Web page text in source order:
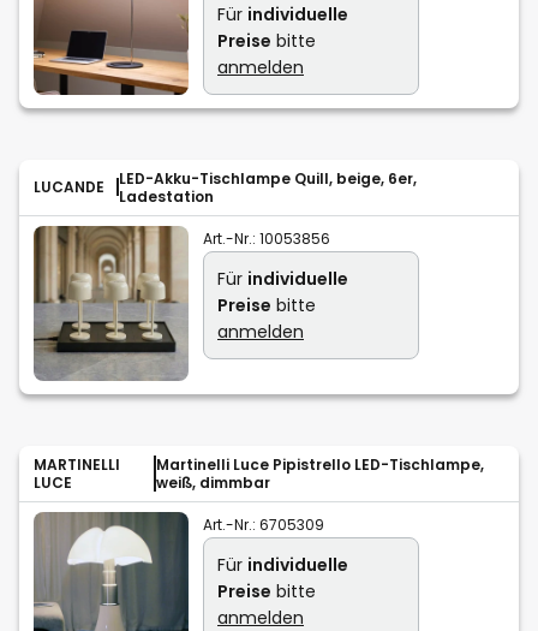
Für individuelle
Preise bitte
anmelden
LUCANDE
LED-Akku-Tischlampe Quill, beige, 6er,
Ladestation
Art.-Nr.: 10053856
Für individuelle
Preise bitte
anmelden
MARTINELLI
LUCE
Martinelli Luce Pipistrello LED-Tischlampe,
weiß, dimmbar
Art.-Nr.: 6705309
Für individuelle
Preise bitte
anmelden